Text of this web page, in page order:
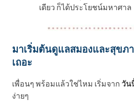
เดียว ก็ได้ประโยชน์มหาศาล
มาเริ่มต้นดูแลสมองและสุขภ
เถอะ
เพื่อนๆ พร้อมแล้วใช่ไหม เริ่มจาก วัน
ง่ายๆ